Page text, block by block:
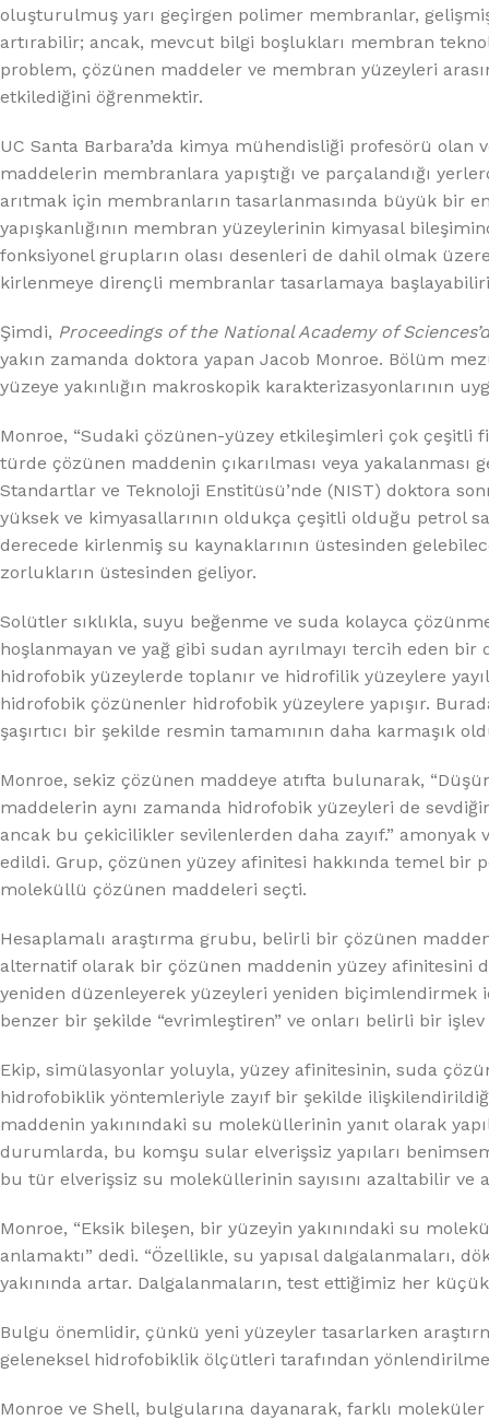
Lux Plus Serisi
Ev tipi su arıtma cihazları
Satınal
oluşturulmuş yarı geçirgen polimer membranlar,
artırabilir; ancak, mevcut bilgi boşlukları membran
problem, çözünen maddeler ve membran yüzeyleri
etkilediğini öğrenmektir.
UC Santa Barbara’da kimya mühendisliği profesörü
maddelerin membranlara yapıştığı ve parçalandığı
arıtmak için membranların tasarlanmasında büyük bir
yapışkanlığının membran yüzeylerinin kimyasal
fonksiyonel grupların olası desenleri de dahil olmak
kirlenmeye dirençli membranlar tasarlamaya
Şimdi, Proceedings of the National Academy of
yakın zamanda doktora yapan Jacob Monroe. Bölüm
yüzeye yakınlığın makroskopik karakterizasyonlarının
Monroe, “Sudaki çözünen-yüzey etkileşimleri çok çeşitli
türde çözünen maddenin çıkarılması veya
Standartlar ve Teknoloji Enstitüsü’nde (NIST) doktora
yüksek ve kimyasallarının oldukça çeşitli olduğu petrol
derecede kirlenmiş su kaynaklarının üstesinden
zorlukların üstesinden geliyor.
Solütler sıklıkla, suyu beğenme ve suda kolayca
hoşlanmayan ve yağ gibi sudan ayrılmayı tercih eden
hidrofobik yüzeylerde toplanır ve hidrofilik yüzeylere
hidrofobik çözünenler hidrofobik yüzeylere yapışır.
şaşırtıcı bir şekilde resmin tamamının daha karmaşık
Monroe, sekiz çözünen maddeye atıfta bulunarak,
maddelerin aynı zamanda hidrofobik yüzeyleri de
ancak bu çekicilikler sevilenlerden daha zayıf.”
edildi. Grup, çözünen yüzey afinitesi hakkında temel
moleküllü çözünen maddeleri seçti.
Hesaplamalı araştırma grubu, belirli bir çözünen
alternatif olarak bir çözünen maddenin yüzey afinitesini
yeniden düzenleyerek yüzeyleri yeniden biçimlendirmek
benzer bir şekilde “evrimleştiren” ve onları belirli bir
Ekip, simülasyonlar yoluyla, yüzey afinitesinin, suda
hidrofobiklik yöntemleriyle zayıf bir şekilde
maddenin yakınındaki su moleküllerinin yanıt olarak
durumlarda, bu komşu sular elverişsiz yapıları
bu tür elverişsiz su moleküllerinin sayısını azaltabilir
Monroe, “Eksik bileşen, bir yüzeyin yakınındaki su
anlamaktı” dedi. “Özellikle, su yapısal dalgalanmaları,
yakınında artar. Dalgalanmaların, test ettiğimiz her
Bulgu önemlidir, çünkü yeni yüzeyler tasarlarken
geleneksel hidrofobiklik ölçütleri tarafından
Monroe ve Shell, bulgularına dayanarak, farklı